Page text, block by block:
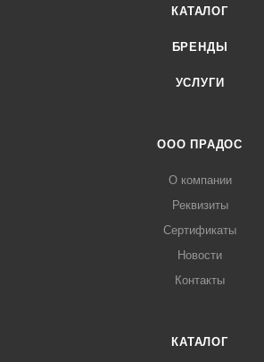
КАТАЛОГ
БРЕНДЫ
УСЛУГИ
ООО ПРАДОС
О компании
Реквизиты
Сертификаты
Новости
Контакты
КАТАЛОГ